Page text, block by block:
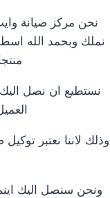
نحن مركز صيانة
نملك وبحمد الله
نستطيع ان نصل
وذلك لاننا نعتبر
ونحن سنصل اليك